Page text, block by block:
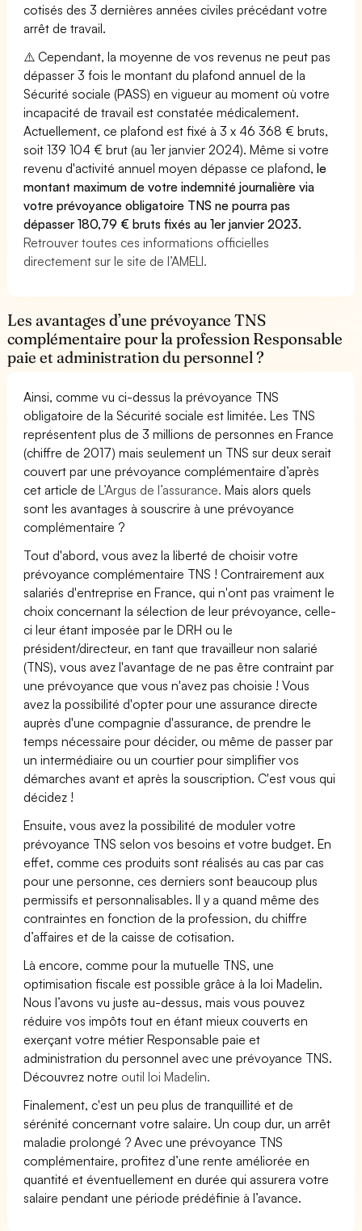
cotisés des 3 dernières années civiles précédant votre
arrêt de travail.
⚠️ Cependant, la moyenne de vos revenus ne peut pas
dépasser 3 fois le montant du plafond annuel de la
Sécurité sociale (PASS) en vigueur au moment où votre
incapacité de travail est constatée médicalement.
Actuellement, ce plafond est fixé à 3 x 46 368 € bruts,
soit 139 104 € brut (au 1er janvier 2024). Même si votre
revenu d'activité annuel moyen dépasse ce plafond,le
montant maximum de votre indemnité journalière via
votre prévoyance obligatoire TNS ne pourra pas
dépasser 180,79 € bruts fixés au 1er janvier 2023.
Retrouver toutes ces informations officielles
directement sur le site de l’AMELI.
Les avantages d’une prévoyance TNS
complémentaire pour la profession Responsable
paie et administration du personnel ?
Ainsi, comme vu ci-dessus la prévoyance TNS
obligatoire de la Sécurité sociale est limitée. Les TNS
représentent plus de 3 millions de personnes en France
(chiffre de 2017) mais seulement un TNS sur deux serait
couvert par une prévoyance complémentaire d’après
cet article deL’Argus de l’assurance. Mais alors quels
sont les avantages à souscrire à une prévoyance
complémentaire ?
Tout d'abord, vous avez la liberté de choisir votre
prévoyance complémentaire TNS ! Contrairement aux
salariés d'entreprise en France, qui n'ont pas vraiment le
choix concernant la sélection de leur prévoyance, celle-
ci leur étant imposée par le DRH ou le
président/directeur, en tant que travailleur non salarié
(TNS), vous avez l'avantage de ne pas être contraint par
une prévoyance que vous n'avez pas choisie ! Vous
avez la possibilité d'opter pour une assurance directe
auprès d'une compagnie d'assurance, de prendre le
temps nécessaire pour décider, ou même de passer par
un intermédiaire ou un courtier pour simplifier vos
démarches avant et après la souscription. C'est vous qui
décidez !
Ensuite, vous avez la possibilité de moduler votre
prévoyance TNS selon vos besoins et votre budget. En
effet, comme ces produits sont réalisés au cas par cas
pour une personne, ces derniers sont beaucoup plus
permissifs et personnalisables. Il y a quand même des
contraintes en fonction de la profession, du chiffre
d’affaires et de la caisse de cotisation.
Là encore, comme pour la mutuelle TNS, une
optimisation fiscale est possible grâce à la loi Madelin.
Nous l’avons vu juste au-dessus, mais vous pouvez
réduire vos impôts tout en étant mieux couverts en
exerçant votre métier Responsable paie et
administration du personnel avec une prévoyance TNS.
Découvrez notre outil loi Madelin.
Finalement, c'est un peu plus de tranquillité et de
sérénité concernant votre salaire. Un coup dur, un arrêt
maladie prolongé ? Avec une prévoyance TNS
complémentaire, profitez d’une rente améliorée en
quantité et éventuellement en durée qui assurera votre
salaire pendant une période prédéfinie à l’avance.